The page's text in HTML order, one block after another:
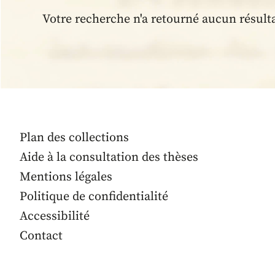
Votre recherche n'a retourné aucun
Plan des collections
Aide à la consultation des thèses
Mentions légales
Politique de confidentialité
Accessibilité
Contact